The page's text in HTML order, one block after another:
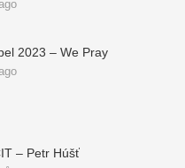
2023 – We Pray
– Petr Húšť